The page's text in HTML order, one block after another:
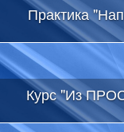
Практика
Курс "Из